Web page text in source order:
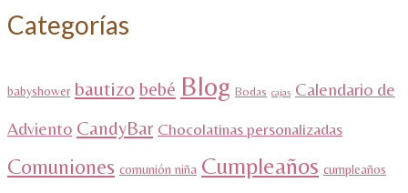
Categorías
babyshower bautizo bebé Blog Bodas cajas Calendario de
Adviento CandyBar Chocolatinas personalizadas
Comuniones comunión niña Cumpleaños cumpleaños